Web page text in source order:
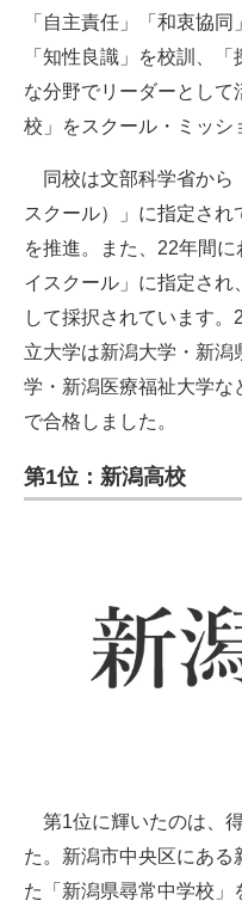
「自主責任」「和衷協
「知性良識」を校訓、
な分野でリーダーとして
校」をスクール・ミッシ
同校は文部科学省から
スクール）」に指定さ
を推進。また、22年間
イスクール」に指定され
して採択されています
立大学は新潟大学・新潟
学・新潟医療福祉大学な
で合格しました。
第1位：新潟高校
第1位に輝いたのは、
た。新潟市中央区にあ
た「新潟県尋常中学校」